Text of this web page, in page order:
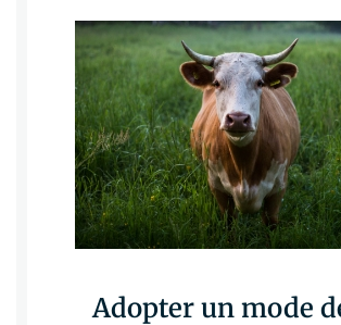
Adopter un mode